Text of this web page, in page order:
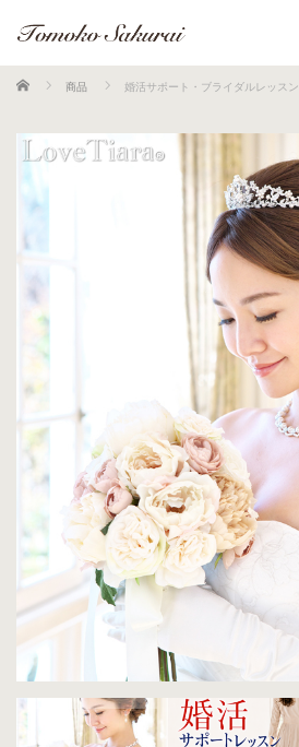
ホーム 商品 婚活サポート・ブライダルレッスン